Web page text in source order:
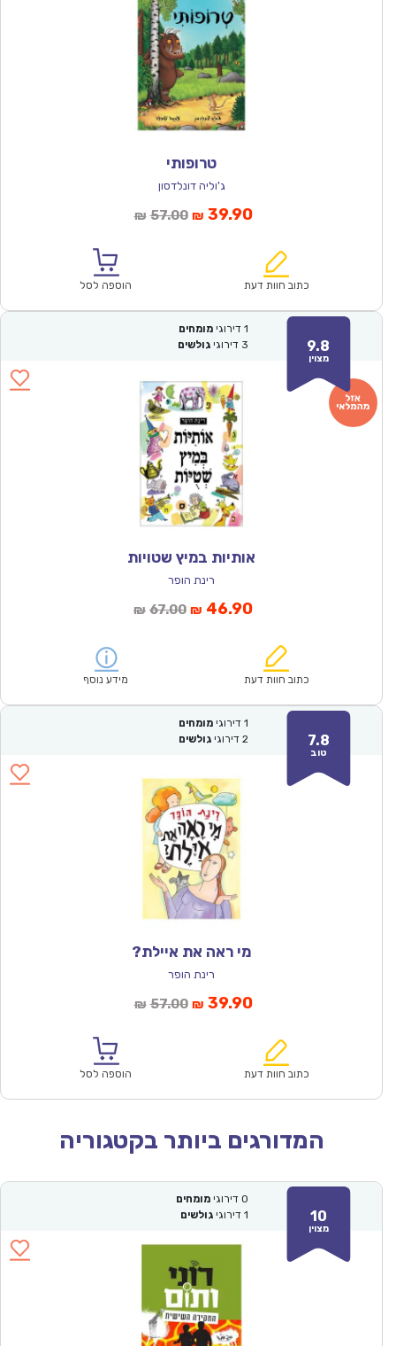
טרופותי
ג'וליה דונלדסון
₪ 57.00המחיר
₪57.00.
₪ 39.90המחיר
הוא:
כתוב חוות דעת הוספה לסל
9.8
מצוין
1 דירוגי מומחים
3 דירוגי גולשים
אותיות במיץ שטויות
רינת הופר
₪ 67.00המחיר
₪67.00.
₪ 46.90המחיר
הוא:
כתוב חוות דעת מידע נוסף
7.8
טוב
1 דירוגי מומחים
2 דירוגי גולשים
מי ראה את איילת?
רינת הופר
₪ 57.00המחיר
₪57.00.
₪ 39.90המחיר
הוא:
כתוב חוות דעת הוספה לסל
המדורגים ביותר בקטגוריה
10
מצוין
0 דירוגי מומחים
1 דירוגי גולשים